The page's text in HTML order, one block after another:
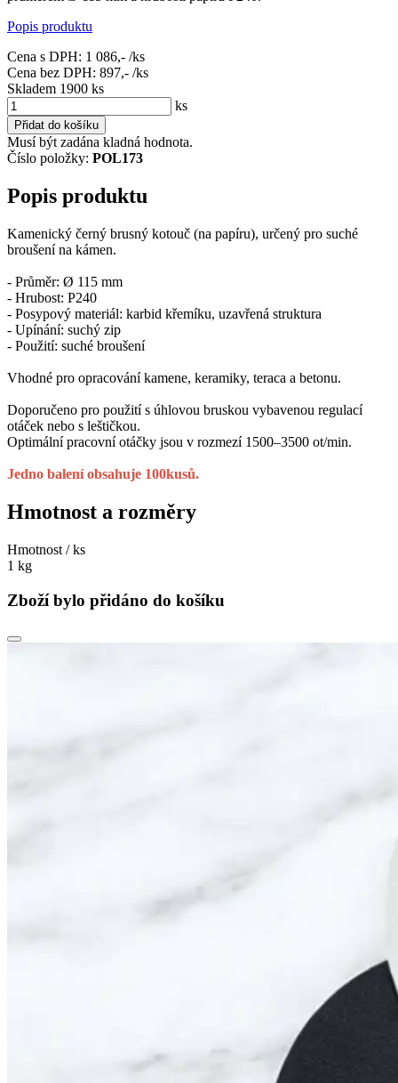
Popis produktu
Cena s DPH: 1 086,- /ks
Cena bez DPH: 897,- /ks
Skladem 1900 ks
ks
Přidat do košíku
Musí být zadána kladná hodnota.
Číslo položky: POL173
Popis produktu
Kamenický černý brusný kotouč (na papíru), určený pro suché
broušení na kámen.
- Průměr: Ø 115 mm
- Hrubost: P240
- Posypový materiál: karbid křemíku, uzavřená struktura
- Upínání: suchý zip
- Použití: suché broušení
Vhodné pro opracování kamene, keramiky, teraca a betonu.
Doporučeno pro použití s úhlovou bruskou vybavenou regulací
otáček nebo s leštičkou.
Optimální pracovní otáčky jsou v rozmezí 1500–3500 ot/min.
Jedno balení obsahuje 100kusů.
Hmotnost a rozměry
Hmotnost / ks
1 kg
Zboží bylo přidáno do košíku